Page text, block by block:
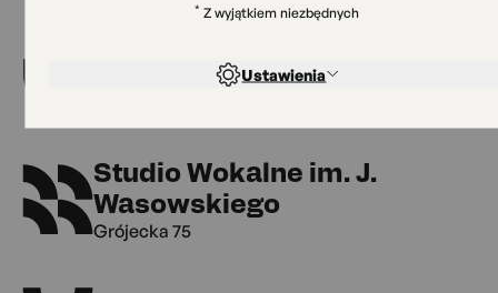
Ustawienia
* Z wyjątkiem niezbędnych
Zielone OKO
Studio Wokalne im. J.
Wasowskiego
Grójecka 75